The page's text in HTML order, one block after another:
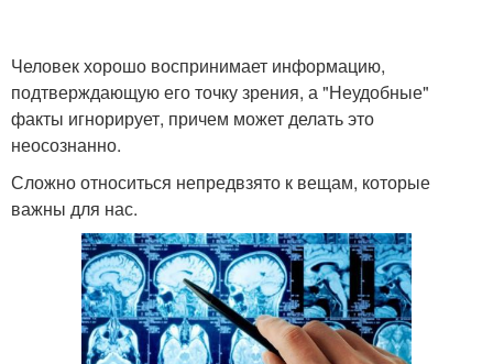
Человек хорошо воспринимает информацию,
подтверждающую его точку зрения, а "Неудобные"
факты игнорирует, причем может делать это
неосознанно.
Сложно относиться непредвзято к вещам, которые
важны для нас.